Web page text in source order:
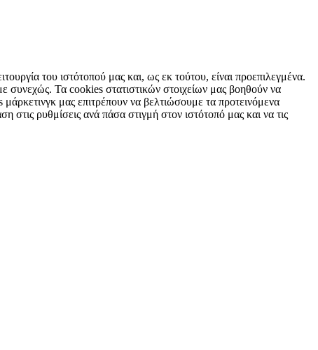
του ιστότοπού μας και, ως εκ τούτου, είναι προεπιλεγμένα.
συνεχώς. Τα cookies στατιστικών στοιχείων μας βοηθούν να
μας επιτρέπουν να βελτιώσουμε τα προτεινόμενα
στις ρυθμίσεις ανά πάσα στιγμή στον ιστότοπό μας και να τις